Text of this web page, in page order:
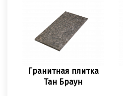
Гранитная плитка
Тан Браун